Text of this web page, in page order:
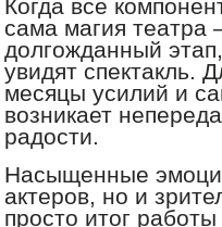
Когда все
сама магия
долгожданный
увидят спектакль.
месяцы усилий и
возникает
радости.
Насыщенные
актеров, но и
просто итог